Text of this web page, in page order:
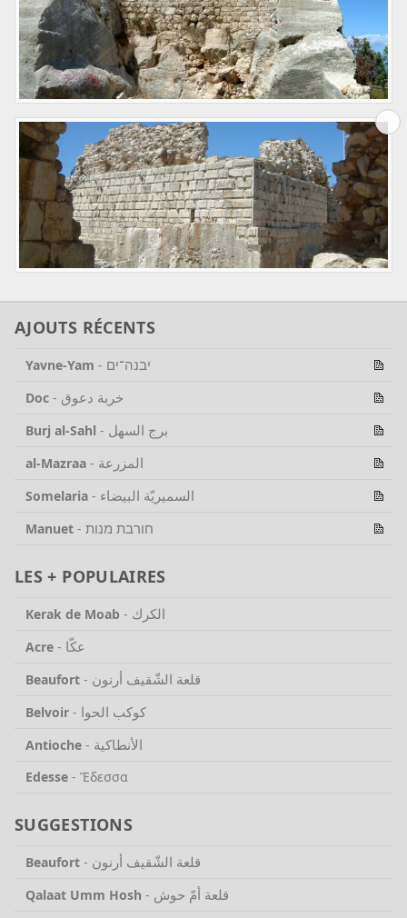
AJOUTS RÉCENTS
Yavne-Yam - יבנה־ים
Doc - خربة دعوق
Burj al-Sahl - برج السهل
al-Mazraa - المزرعة
Somelaria - السميريّة البيضاء
Manuet - חורבת מנות
LES + POPULAIRES
Kerak de Moab - الكرك
Acre - عكّا
Beaufort - قلعة الشّقيف أرنون
Belvoir - كوكب الحوا
Antioche - الأنطاكية
Edesse - Ἔδεσσα
SUGGESTIONS
Beaufort - قلعة الشّقيف أرنون
Qalaat Umm Hosh - قلعة أمّ حوش